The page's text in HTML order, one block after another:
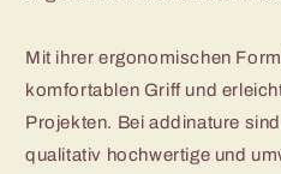
Mit ihrer ergonomischen
komfortablen Griff und
Projekten. Bei addinature
qualitativ hochwertige und